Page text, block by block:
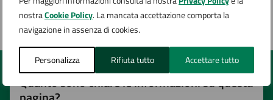
nostraCookie Policy. La mancata accettazione comporta la
navigazione in assenza di cookies.
Personalizza Rifiuta tutto Accettare tutto
Quanto sono chiare le informazioni su questa